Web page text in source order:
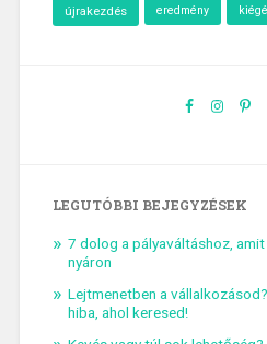
újrakezdés eredmény
LEGUTÓBBI BEJEGYZÉSEK
7 dolog a pályaváltáshoz,
nyáron
Lejtmenetben a
hiba, ahol keresed!